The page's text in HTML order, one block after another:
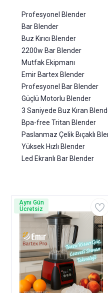
Profesyonel Blender
Bar Blender
Buz Kırıcı Blender
2200w Bar Blender
Mutfak Ekipmanı
Emir Bartex Blender
Profesyonel Bar Blender
Güçlü Motorlu Blender
3 Saniyede Buz Kıran
Bpa-free Tritan Blender
Paslanmaz Çelik Bıçaklı
Yüksek Hızlı Blender
Led Ekranlı Bar Blender
Aynı Gün
Ücretsiz